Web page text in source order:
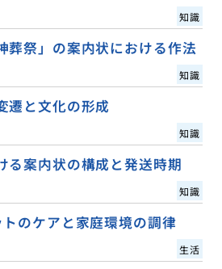
知識
葬祭」の案内状における作法
知識
遷と文化の形成
知識
る案内状の構成と発送時期
知識
のケアと家庭環境の調律
生活